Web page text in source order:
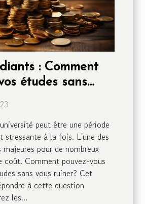
: Comment
études sans
peut être une période
stressante à la fois. L'une des
pour de nombreux
coût. Comment pouvez-vous
sans vous ruiner? Cet
à cette question
les...